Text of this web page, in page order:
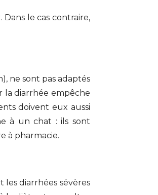
le cas contraire,
ne sont pas adaptés
la diarrhée empêche
doivent eux aussi
à un chat : ils sont
à pharmacie.
les diarrhées sévères